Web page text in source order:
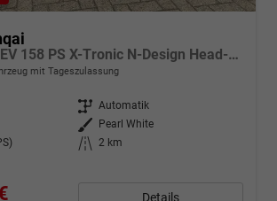
1.3 DIG-T MHEV 158 PS X-Tronic N-Design Head-Up Display Teil-Leder Klimaautomatik Sitzheizung Lenkradheizung Navi elektr. Heckklappe ACC PDC v+h 360°Kamera DAB Bluetooth Touchscreen Apple CarPlay Android Auto 19"Zoll
mit Tageszulassung
Getriebe Automatik
Außenfarbe
Pearl White
Kilometerstand
2 km
Details